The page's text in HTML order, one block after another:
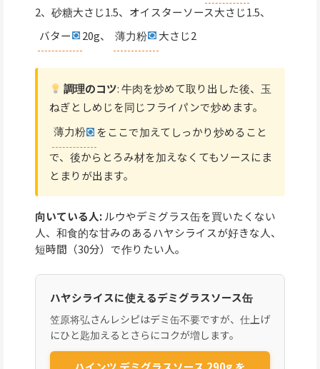
2、砂糖大さじ1.5、オイスターソース大さじ1.5、
バター
20g、 薄力粉 大さじ2
調理のコツ: 牛肉を炒めて取り出した後、玉
ねぎとしめじを同じフライパンで炒めます。
薄力粉
をここで加えてしっかり炒めること
で、後からとろみ材を加えなくてもソースにま
とまりが出ます。
向いている人: ルウやデミグラス缶を買いたくない
人、和食的な甘みのあるハヤシライスが好きな人、
短時間（30分）で作りたい人。
ハヤシライスに使えるデミグラスソース缶
笠原将弘さんレシピはデミ缶不要ですが、仕上げ
にひと匙加えるとさらにコクが増します。